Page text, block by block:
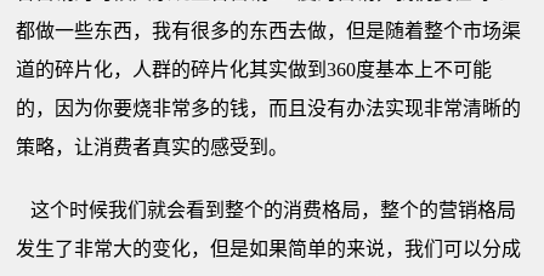
都做一些东西，我有很多的东西去做，但是随着整个市场渠
道的碎片化，人群的碎片化其实做到360度基本上不可能
的，因为你要烧非常多的钱，而且没有办法实现非常清晰的
策略，让消费者真实的感受到。
这个时候我们就会看到整个的消费格局，整个的营销格局
发生了非常大的变化，但是如果简单的来说，我们可以分成